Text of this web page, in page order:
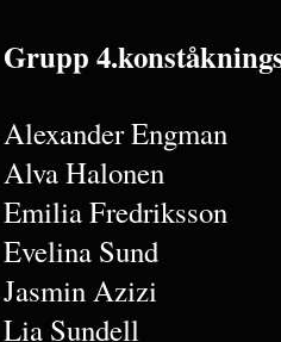
Grupp
Alexander Engman
Alva Halonen
Emilia Fredriksson
Evelina Sund
Jasmin Azizi
Lia Sundell